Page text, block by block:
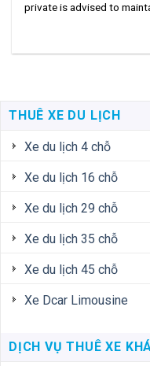
THUÊ XE DU LỊCH
Xe du lịch 4 chỗ
Xe du lịch 16 chỗ
Xe du lịch 29 chỗ
Xe du lịch 35 chỗ
Xe du lịch 45 chỗ
Xe Dcar Limousine
DỊCH VỤ THUÊ XE
private is advised to